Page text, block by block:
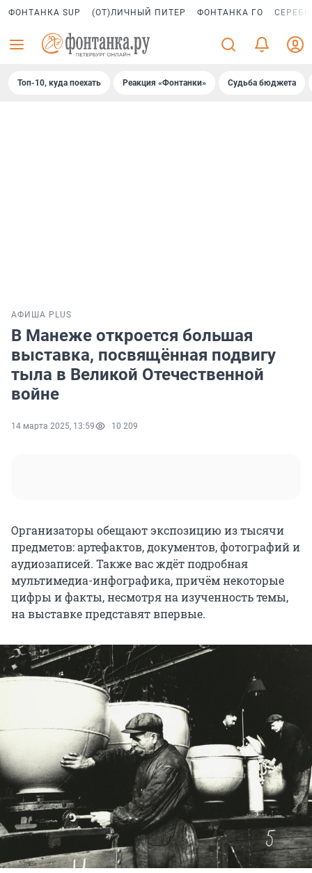
ФОНТАНКА SUP (ОТ)ЛИЧНЫЙ ПИТЕР ФОНТАНКА ГО
Топ-10, куда поехать Реакция «Фонтанки» Судьба бюджета
АФИША PLUS
В Манеже откроется большая
выставка, посвящённая подвигу
тыла в Великой Отечественной
войне
14 марта 2025, 13:59 10 209
Организаторы обещают экспозицию из тысячи
предметов: артефактов, документов, фотографий и
аудиозаписей. Также вас ждёт подробная
мультимедиа-инфографика, причём некоторые
цифры и факты, несмотря на изученность темы,
на выставке представят впервые.